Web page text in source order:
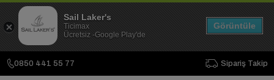
0850 441 55 77 Sipariş Takip
Sail Laker's
Ticimax
Ücretsiz -Google Play'de
Görüntüle